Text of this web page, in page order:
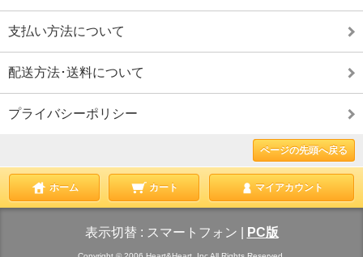
支払い方法について
配送方法･送料について
プライバシーポリシー
ページの先頭へ戻る
ホーム カート マイアカウント
表示切替 : スマートフォン PC版